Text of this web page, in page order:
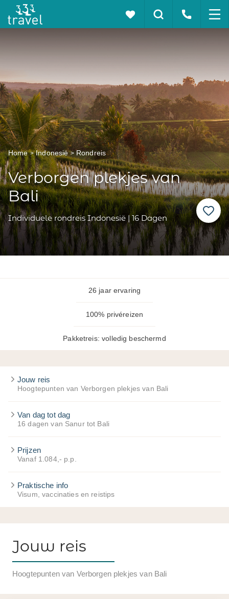
Home Indonesië Rondreis
Verborgen plekjes van
Bali
Individuele rondreis Indonesië | 16 Dagen
26 jaar ervaring
100% privéreizen
Pakketreis: volledig beschermd
Jouw reis
Hoogtepunten van Verborgen plekjes van Bali
Van dag tot dag
16 dagen van Sanur tot Bali
Prijzen
Vanaf 1.084,- p.p.
Praktische info
Visum, vaccinaties en reistips
Jouw reis
Hoogtepunten van Verborgen plekjes van Bali